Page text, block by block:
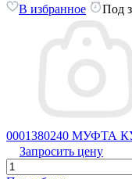
В избранное
Под
0001380240 МУФТА
Запросить цену